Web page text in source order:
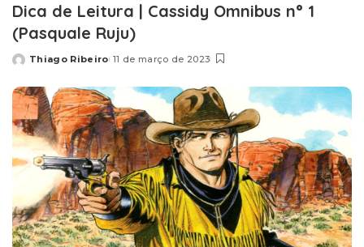
Dica de Leitura | Cassidy Omnibus n° 1
(Pasquale Ruju)
Posted
Thiago Ribeiro 11 de março de 2023